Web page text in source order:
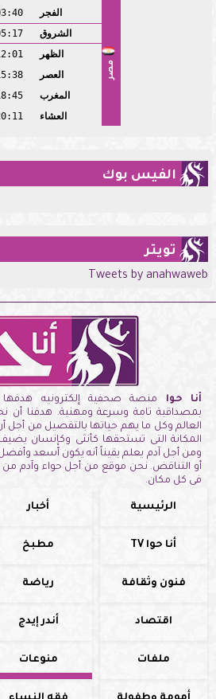
مصر
الفجر
الشروق
الظهر
العصر
المغرب
العشاء
الفيس بوك
تويتر
Tweets by anahwaweb
أنا حوا منصة صحفية إلكترونيه هدفها
بمصداقية تامة وسرعة ومهنية. هدفنا أن
العالم وكل ما يهم حياتها بالتفصيل من أجل
المكانة التى تستحقها كأنثى وكإنسان
ومن أجل آدم يعلم يقيناً أنه يكون أسعد
أو التناقض. نحن موقع من أجل حواء وآدم من
فى كل مكان.
الرئيسية أخبار
أنا حوا TV مطبخ
فنون وثقافة رياضة
اقتصاد أندر إيدج
ملفات منوعات